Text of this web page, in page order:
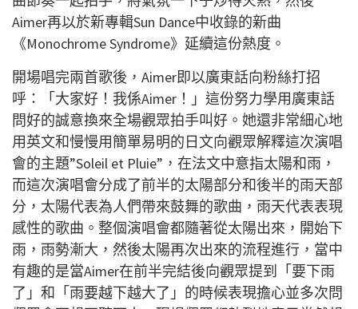
Aimer再以於新專輯Sun Dance中收錄的新曲
《Monochrome Syndrome》延續這份熱度。
開場唱完兩首歌後， Aimer即以廣東話向粉絲打招
呼：「大家好！我係Aimer ！」這份努力學用廣東話
問好的誠意換來全場觀眾拍手叫好。她還非常細心地
用英文和慢慢用簡單易明的日文向觀眾解釋這次演唱
會的主題”Soleil et Pluie” ，在法文中意指太陽和雨，
而這次演唱會分成了前半的太陽部分和後半的雨天部
分，太陽代表為人們帶來鼓舞的歌曲，雨天代表表現
感性的歌曲。整個演唱會都隨著從太陽出來，開始下
雨，雨勢漸大，然後太陽再次出來的流程進行，當中
有趣的是當Aimer在前半完結後向觀眾提到「要下雨
了」和「雨要越下越大了」的時候表現擔心並多次問